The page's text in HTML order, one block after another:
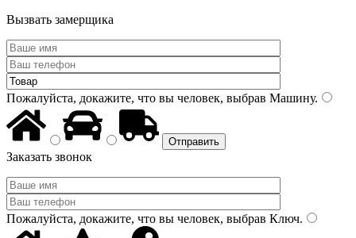
Вызвать замерщика
Пожалуйста, докажите, что вы человек, выбрав Машину.
Заказать звонок
Пожалуйста, докажите, что вы человек, выбрав Ключ.